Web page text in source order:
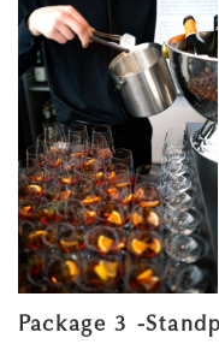
Package 3 -